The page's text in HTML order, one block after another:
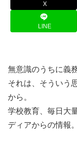
X
LINE
無意識のうちに義
それは、そういう
から。
学校教育、毎日大
ディアからの情報。